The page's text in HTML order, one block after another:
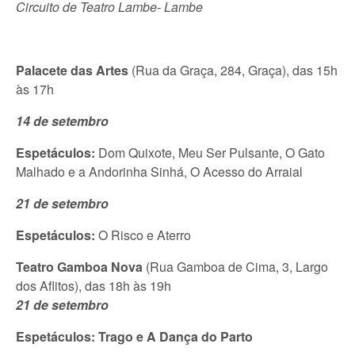
Circuito de Teatro Lambe- Lambe
Palacete das Artes (Rua da Graça, 284, Graça), das 15h
às 17h
14 de setembro
Espetáculos: Dom Quixote, Meu Ser Pulsante, O Gato
Malhado e a Andorinha Sinhá, O Acesso do Arraial
21 de setembro
Espetáculos: O Risco e Aterro
Teatro Gamboa Nova (Rua Gamboa de Cima, 3, Largo
dos Aflitos), das 18h às 19h
21 de setembro
Espetáculos: Trago e A Dança do Parto